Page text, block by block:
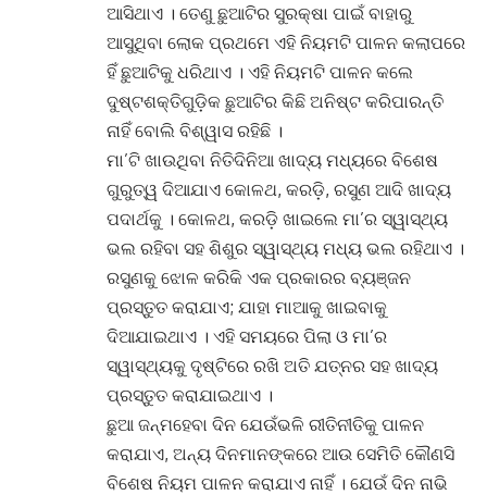
ଆସିଥାଏ । ତେଣୁ ଛୁଆଟିର ସୁରକ୍ଷା ପାଇଁ ବାହାରୁ
ଆସୁଥିବା ଲୋକ ପ୍ରଥମେ ଏହି ନିୟମଟି ପାଳନ କଲାପରେ
ହିଁ ଛୁଆଟିକୁ ଧରିଥାଏ । ଏହି ନିୟମଟି ପାଳନ କଲେ
ଦୁଷ୍ଟଶକ୍ତିଗୁଡ଼ିକ ଛୁଆଟିର କିଛି ଅନିଷ୍ଟ କରିପାରନ୍ତି
ନାହିଁ ବୋଲି ବିଶ୍ୱାସ ରହିଛି ।
ମା’ଟି ଖାଉଥିବା ନିତିଦିନିଆ ଖାଦ୍ୟ ମଧ୍ୟରେ ବିଶେଷ
ଗୁରୁତ୍ୱ ଦିଆଯାଏ କୋଳଥ, କରଡ଼ି, ରସୁଣ ଆଦି ଖାଦ୍ୟ
ପଦାର୍ଥକୁ । କୋଳଥ, କରଡ଼ି ଖାଇଲେ ମା’ର ସ୍ୱାସ୍ଥ୍ୟ
ଭଲ ରହିବା ସହ ଶିଶୁର ସ୍ୱାସ୍ଥ୍ୟ ମଧ୍ୟ ଭଲ ରହିଥାଏ ।
ରସୁଣକୁ ଝୋଳ କରିକି ଏକ ପ୍ରକାରର ବ୍ୟଞ୍ଜନ
ପ୍ରସ୍ତୁତ କରାଯାଏ; ଯାହା ମାଆକୁ ଖାଇବାକୁ
ଦିଆଯାଇଥାଏ । ଏହି ସମୟରେ ପିଲା ଓ ମା’ର
ସ୍ୱାସ୍ଥ୍ୟକୁ ଦୃଷ୍ଟିରେ ରଖି ଅତି ଯତ୍ନର ସହ ଖାଦ୍ୟ
ପ୍ରସ୍ତୁତ କରାଯାଇଥାଏ ।
ଛୁଆ ଜନ୍ମହେବା ଦିନ ଯେଉଁଭଳି ରୀତିନୀତିକୁ ପାଳନ
କରାଯାଏ, ଅନ୍ୟ ଦିନମାନଙ୍କରେ ଆଉ ସେମିତି କୌଣସି
ବିଶେଷ ନିୟମ ପାଳନ କରାଯାଏ ନାହିଁ । ଯେଉଁ ଦିନ ନାଭି